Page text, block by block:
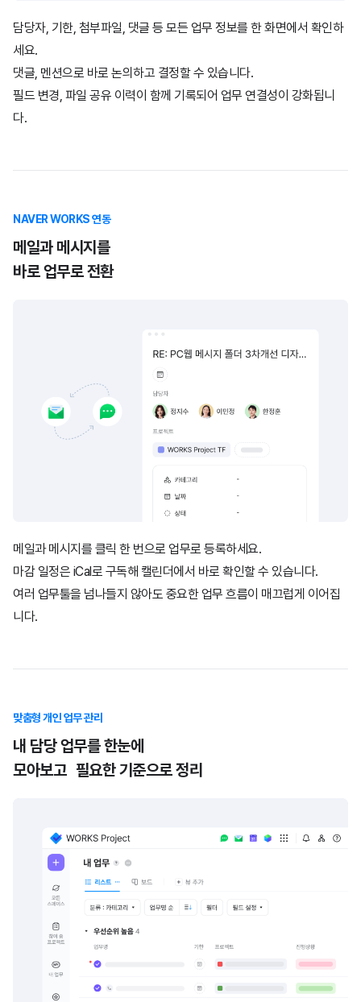
담당자, 기한, 첨부파일, 댓글 등 모든 업무 정보를 한 화면에서 확인하
세요.
댓글, 멘션으로 바로 논의하고 결정할 수 있습니다.
필드 변경, 파일 공유 이력이 함께 기록되어 업무 연결성이 강화됩니
다.
NAVER WORKS 연동
메일과 메시지를
바로 업무로 전환
메일과 메시지를 클릭 한 번으로 업무로 등록하세요.
마감 일정은 iCal로 구독해 캘린더에서 바로 확인할 수 있습니다.
여러 업무툴을 넘나들지 않아도 중요한 업무 흐름이 매끄럽게 이어집
니다.
맞춤형 개인 업무 관리
내 담당 업무를 한눈에
모아보고 필요한 기준으로 정리